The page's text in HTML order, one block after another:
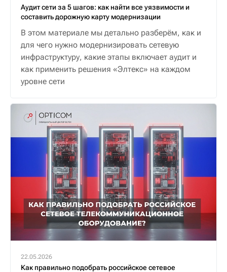
Аудит сети за 5 шагов: как найти все уязвимости и
составить дорожную карту модернизации
В этом материале мы детально разберём, как и
для чего нужно модернизировать сетевую
инфраструктуру, какие этапы включает аудит и
как применить решения «Элтекс» на каждом
уровне сети
22.05.2026
Как правильно подобрать российское сетевое